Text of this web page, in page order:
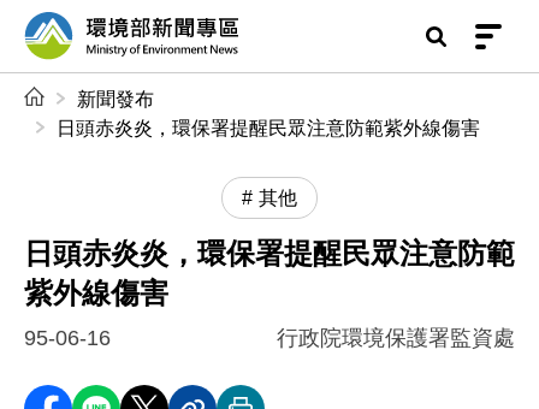
前往中央內容區塊
環境部新聞專區
新聞發布
日頭赤炎炎，環保署提醒民眾注意防範紫外線傷害
其他
日頭赤炎炎，環保署提醒民眾注意防範
紫外線傷害
95-06-16 行政院環境保護署監資處